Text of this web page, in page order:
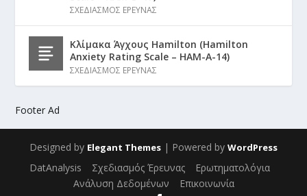
ΣΧΕΔΙΑΣΜΟΣ ΕΡΕΥΝΑΣ
Κλίμακα Άγχους Hamilton (Hamilton
Anxiety Rating Scale – HAM-A-14)
ΣΧΕΔΙΑΣΜΟΣ ΕΡΕΥΝΑΣ
Footer Ad
Designed by Elegant Themes | Powered by WordPress
DatAnalysis Σχεδιασμός Έρευνας
Ερωτηματολόγια
Ανάλυση Δεδομένων
Επικοινωνία